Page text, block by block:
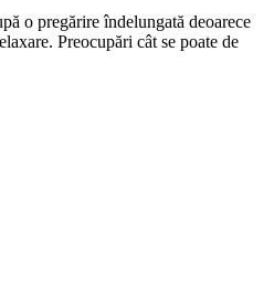
o pregărire îndelungată deoarece
Preocupări cât se poate de